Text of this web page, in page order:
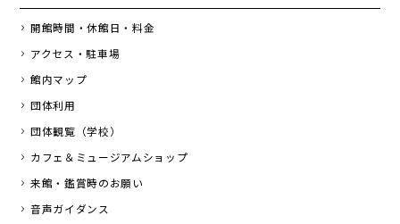
開館時間・休館日・料金
アクセス・駐車場
館内マップ
団体利用
団体観覧（学校）
カフェ＆ミュージアムショップ
来館・鑑賞時のお願い
音声ガイダンス